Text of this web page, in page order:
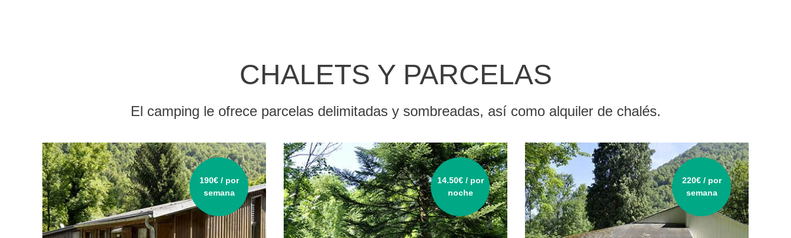
CHALETS Y PARCELAS
El camping le ofrece parcelas delimitadas y sombreadas, así como alquiler de chalés.
190€ / por
semana
14.50€ / por
noche
220€ / por
semana